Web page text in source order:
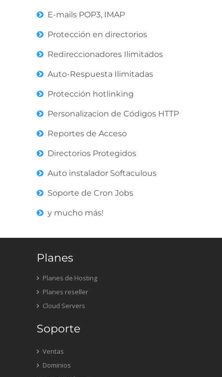
E-mails POP3, IMAP
Protección en directorios
Redireccionadores Ilimitados
Auto-Respuesta Ilimitadas
Protección hotlinking
Personalizacion de Códigos HTTP
Reportes de Acceso
Directorios Protegidos
Auto instalador Softaculous
Soporte de Cron Jobs
y mucho más!
Planes
Planes de Hosting
Planes reseller
Cloud Servers
Soporte
Ventas
Dominios